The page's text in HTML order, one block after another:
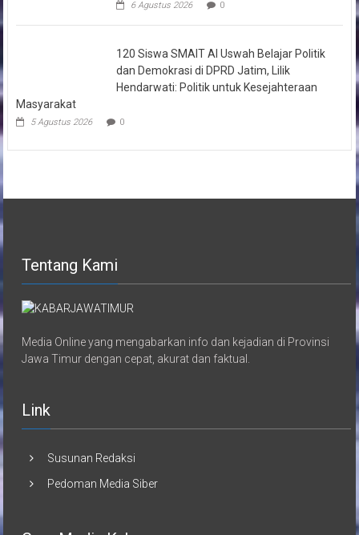
6 Agustus 2026 0
120 Siswa SMAIT Al Uswah Belajar Politik
dan Demokrasi di DPRD Jatim, Lilik
Hendarwati: Politik untuk Kesejahteraan
Masyarakat
5 Agustus 2026 0
Tentang Kami
Media Online yang mengabarkan info dan kejadian di Provinsi
Jawa Timur dengan cepat, akurat dan faktual.
Link
Susunan Redaksi
Pedoman Media Siber